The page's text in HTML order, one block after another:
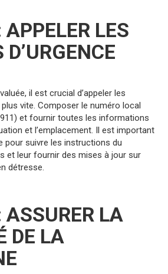
LES
D’URGENCE
il est crucial d’appeler les
vite. Composer le numéro local
et fournir toutes les informations
et l’emplacement. Il est important
pour suivre les instructions du
et leur fournir des mises à jour sur
détresse.
ASSURER LA
DE LA